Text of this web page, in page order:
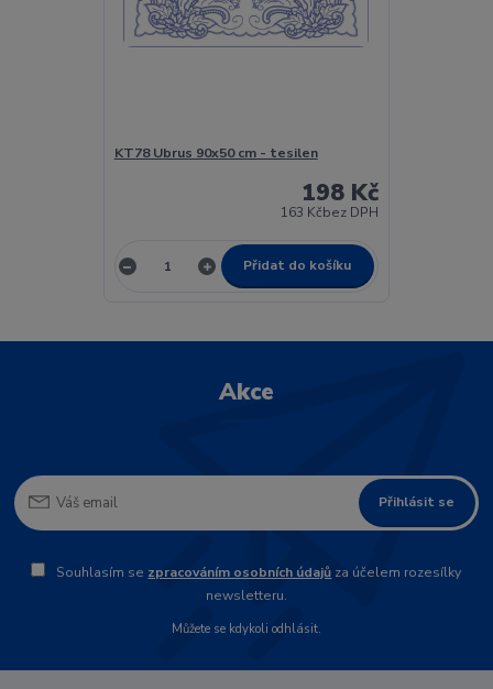
KT78 Ubrus 90x50 cm - tesilen
198 Kč
163 Kčbez DPH
Přidat do košíku
Akce
Přihlásit se
Souhlasím se zpracováním osobních údajů za účelem rozesílky
newsletteru.
Můžete se kdykoli odhlásit.